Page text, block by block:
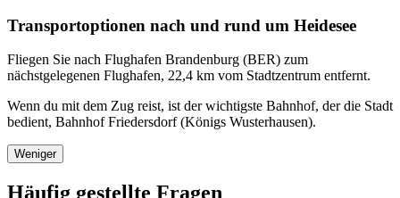
Transportoptionen nach und rund um Heidesee
Fliegen Sie nach Flughafen Brandenburg (BER) zum
nächstgelegenen Flughafen, 22,4 km vom Stadtzentrum entfernt.
Wenn du mit dem Zug reist, ist der wichtigste Bahnhof, der die Stadt
bedient, Bahnhof Friedersdorf (Königs Wusterhausen).
Weniger
Häufig gestellte Fragen